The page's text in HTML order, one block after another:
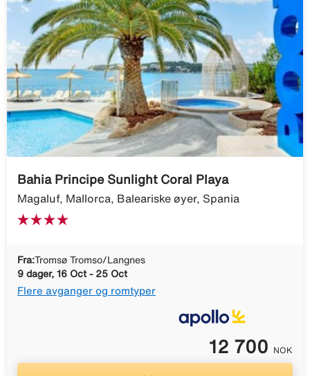
Bahia Principe Sunlight Coral Playa
Magaluf, Mallorca, Baleariske øyer, Spania
Fra:Tromsø Tromso/Langnes
9 dager, 16 Oct - 25 Oct
Flere avganger og romtyper
12 700 NOK